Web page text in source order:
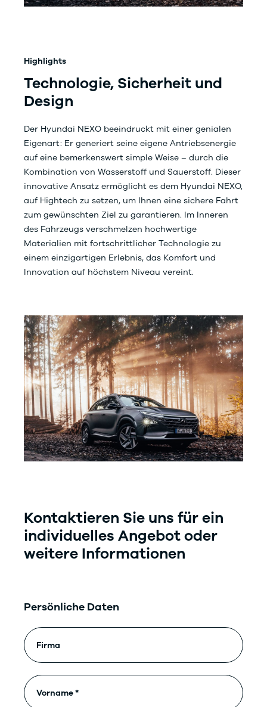
Highlights
Technologie, Sicherheit und
Design
Der Hyundai NEXO beeindruckt mit einer genialen
Eigenart: Er generiert seine eigene Antriebsenergie
auf eine bemerkenswert simple Weise – durch die
Kombination von Wasserstoff und Sauerstoff. Dieser
innovative Ansatz ermöglicht es dem Hyundai NEXO,
auf Hightech zu setzen, um Ihnen eine sichere Fahrt
zum gewünschten Ziel zu garantieren. Im Inneren
des Fahrzeugs verschmelzen hochwertige
Materialien mit fortschrittlicher Technologie zu
einem einzigartigen Erlebnis, das Komfort und
Innovation auf höchstem Niveau vereint.
Kontaktieren Sie uns für ein
individuelles Angebot oder
weitere Informationen
Persönliche Daten